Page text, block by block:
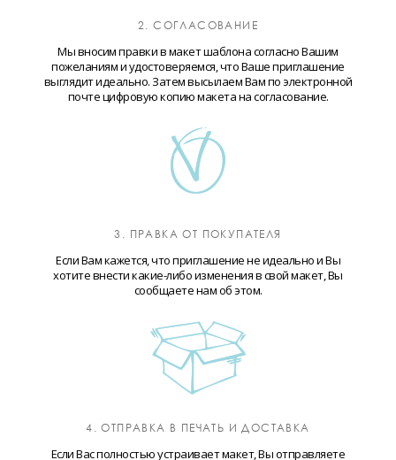
2. СОГЛАСОВАНИЕ
Мы вносим правки в макет шаблона согласно Вашим
пожеланиям и удостоверяемся, что Ваше приглашение
выглядит идеально. Затем высылаем Вам по электронной
почте цифровую копию макета на согласование.
3. ПРАВКА ОТ ПОКУПАТЕЛЯ
Если Вам кажется, что приглашение не идеально и Вы
хотите внести какие-либо изменения в свой макет, Вы
сообщаете нам об этом.
4. ОТПРАВКА В ПЕЧАТЬ И ДОСТАВКА
Если Вас полностью устраивает макет, Вы отправляете